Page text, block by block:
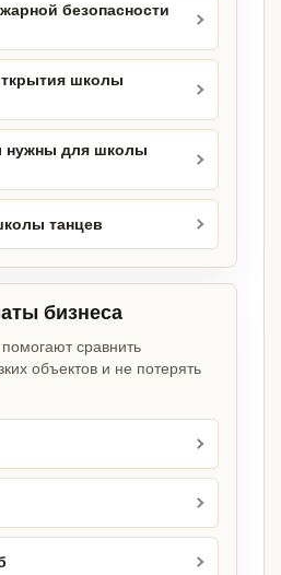
безопасности
школы
нужны для школы
танцев
бизнеса
сравнить
объектов и не потерять